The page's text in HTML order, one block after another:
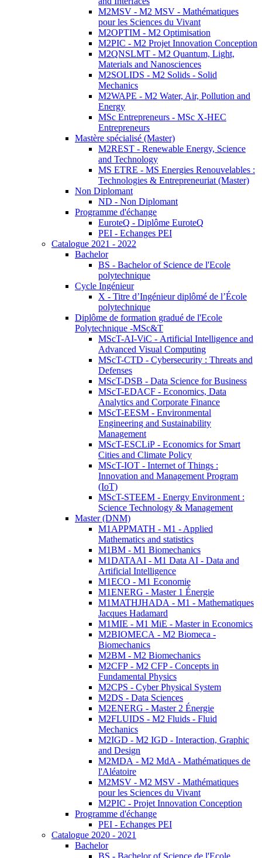
M2MSV - M2 MSV - Mathématiques
pour les Sciences du Vivant
M2OPTIM - M2 Optimisation
M2PIC - M2 Projet Innovation Conception
M2QNSLMT - M2 Quantum, Light,
Materials and Nanosciences
M2SOLIDS - M2 Solids - Solid
Mechanics
M2WAPE - M2 Water, Air, Pollution and
Energy
MSc Entrepreneurs - MSc X-HEC
Entrepreneurs
Mastère spécialisé (Master)
M2REST - Renewable Energy, Science
and Technology
MS ETRE - MS Energies Renouvelables :
Technologies & Entrepreneuriat (Master)
Non Diplomant
ND - Non Diplomant
Programme d'échange
EuroteQ - Diplôme EuroteQ
PEI - Echanges PEI
Catalogue 2021 - 2022
Bachelor
BS - Bachelor of Science de l'Ecole
polytechnique
Cycle Ingénieur
X - Titre d’Ingénieur diplômé de l’École
polytechnique
Diplôme de formation gradué de l'Ecole
Polytechnique -MSc&T
MScT-AI-ViC - Artificial Intelligence and
Advanced Visual Computing
MScT-CTD - Cybersecurity : Threats and
Defenses
MScT-DSB - Data Science for Business
MScT-EDACF - Economics, Data
Analytics and Corporate Finance
MScT-EESM - Environmental
Engineering and Sustainability
Management
MScT-ESCLiP - Economics for Smart
Cities and Climate Policy
MScT-IOT - Internet of Things :
Innovation and Management Program
(IoT)
MScT-STEEM - Energy Environment :
Science Technology & Management
Master (DNM)
M1APPMATH - M1 - Applied
Mathematics and statistics
M1BM - M1 Biomechanics
M1DATAAI - M1 Data AI - Data and
Artificial Intelligence
M1ECO - M1 Economie
M1ENERG - Master 1 Énergie
M1MATHJHADA - M1 - Mathematiques
Jacques Hadamard
M1MIE - M1 MiE - Master in Economics
M2BIOMECA - M2 Biomeca -
Biomechanics
M2BM - M2 Biomechanics
M2CFP - M2 CFP - Concepts in
Fundamental Physics
M2CPS - Cyber Physical System
M2DS - Data Sciences
M2ENERG - Master 2 Énergie
M2FLUIDS - M2 Fluids - Fluid
Mechanics
M2IGD - M2 IGD - Interaction, Graphic
and Design
M2MDA - M2 MdA - Mathématiques de
l'Aléatoire
M2MSV - M2 MSV - Mathématiques
pour les Sciences du Vivant
M2PIC - Projet Innovation Conception
Programme d'échange
PEI - Echanges PEI
Catalogue 2020 - 2021
Bachelor
BS - Bachelor of Science de l'Ecole